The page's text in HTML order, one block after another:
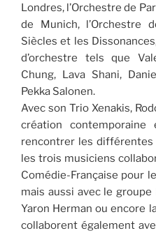
Londres, l’Orchestre de
de Munich, l’Orchestre
Siècles et les
d’orchestre tels que
Chung, Lava Shani,
Pekka Salonen.
Avec son Trio Xenakis,
création
rencontrer les
les trois musiciens
Comédie-Française pour
mais aussi avec le
Yaron Herman ou encore
collaborent également